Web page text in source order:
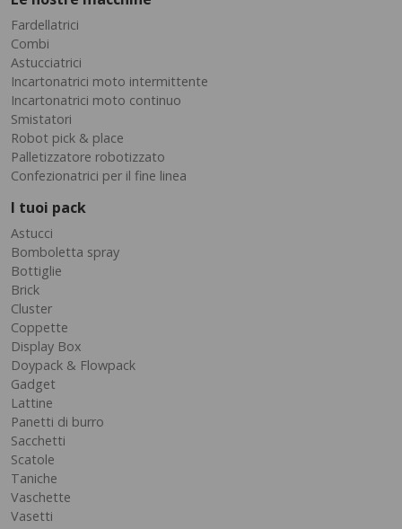
Fardellatrici
Combi
Astucciatrici
Incartonatrici moto intermittente
Incartonatrici moto continuo
Smistatori
Robot pick & place
Palletizzatore robotizzato
Confezionatrici per il fine linea
I tuoi pack
Astucci
Bomboletta spray
Bottiglie
Brick
Cluster
Coppette
Display Box
Doypack & Flowpack
Gadget
Lattine
Panetti di burro
Sacchetti
Scatole
Taniche
Vaschette
Vasetti